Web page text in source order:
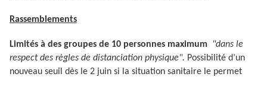
Rassemblements
Limités à des groupes de 10 personnes maximum
"dans le
respect des règles de distanciation physique". Possibilité d’un
nouveau seuil dès le 2 juin si la situation sanitaire le permet